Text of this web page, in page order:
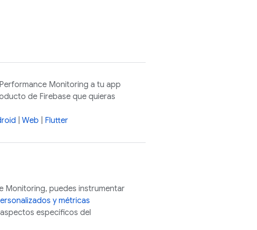
Performance Monitoring a tu app
de Firebase que quieras
Web Flutter
Monitoring, puedes instrumentar
y métricas
específicos del